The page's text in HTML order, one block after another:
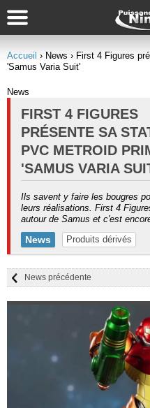
Accueil › News › First 4 Figures
'Samus Varia Suit'
News
FIRST 4 FIGURES
PRÉSENTE SA
PVC METROID
'SAMUS VARIA
Ils savent y faire les bougres
leurs réalisations. First 4
autour de Samus et c'est
News Produits dérivés
News précédente